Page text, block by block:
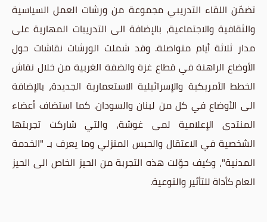
تضمّن اللقاء التدريبي مجموعة من ورشات العمل السياسية
والثقافية والاجتماعية، بالإضافة الى التدريبات المهارية على
مدار ثلاثة أيام متواصلة. وقد شملت الورشات نقاشات حول
الأوضاع الراهنة في قطاع غزة والضفة الغربية من خلال نقاش
الخطط الأمريكية والإسرائيلية الاستعمارية الجديدة، بالإضافة
الى الأوضاع في كل من لبنان والسودان. كما استضاف أعضاء
المنتدى الإعلامية لمى غوشة، والتي شاركت تجربتها
الشخصية في الاعتقال والحبس المنزلي وما يعرف بـ "الخدمة
المدنية"، وكيف حوّلت هذه التجربة من الحيز الخاص الى الحيز
العام كأداة للتأثير والتوعية.